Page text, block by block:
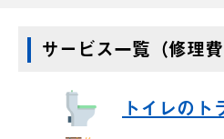
サービス一覧（修理
トイレのト